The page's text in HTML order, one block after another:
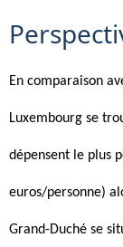
En comparaison
Luxembourg se
dépensent le plus
euros/personne)
Grand-Duché se